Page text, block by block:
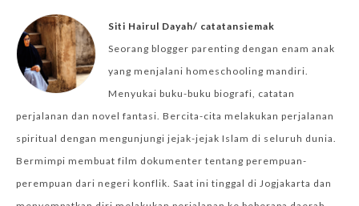
Siti Hairul Dayah/ catatansiemak
Seorang blogger parenting dengan enam anak
yang menjalani homeschooling mandiri.
Menyukai buku-buku biografi, catatan
perjalanan dan novel fantasi. Bercita-cita melakukan perjalanan
spiritual dengan mengunjungi jejak-jejak Islam di seluruh dunia.
Bermimpi membuat film dokumenter tentang perempuan-
perempuan dari negeri konflik. Saat ini tinggal di Jogjakarta dan